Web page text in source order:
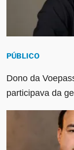
PÚBLICO
Dono da
participava da